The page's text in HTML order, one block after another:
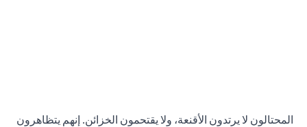
المحتالون لا يرتدون الأقنعة، ولا يقتحمون الخزائن. إنهم يتظاهرون